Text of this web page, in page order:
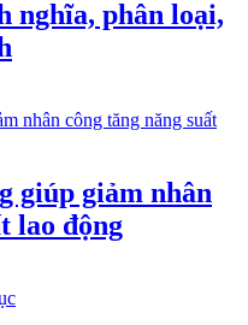
nghĩa, phân loại,
giúp giảm nhân
lao động